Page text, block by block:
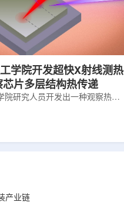
学院开发超快X射线测热
片多层结构热传递
院研究人员开发出一种观察热量
率密度持续提高，器件过热正成
器件的多层结构时存在局限，例
反射法难以区分不同材料层中的
外成像等方法也难以在微小尺度
。为解决这一问题...
产业链